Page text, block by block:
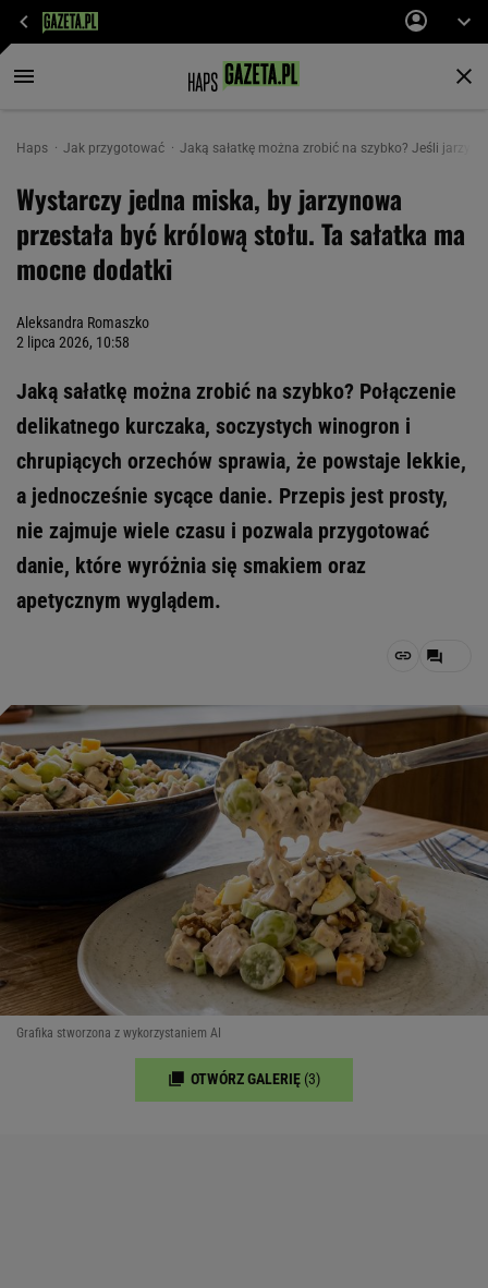
Haps Jak przygotować Jaką sałatkę można zrobić na szybko? Jeśli
Wystarczy jedna miska, by jarzynowa
przestała być królową stołu. Ta sałatka ma
mocne dodatki
Aleksandra Romaszko
2 lipca 2026, 10:58
Jaką sałatkę można zrobić na szybko? Połączenie
delikatnego kurczaka, soczystych winogron i
chrupiących orzechów sprawia, że powstaje lekkie,
a jednocześnie sycące danie. Przepis jest prosty,
nie zajmuje wiele czasu i pozwala przygotować
danie, które wyróżnia się smakiem oraz
apetycznym wyglądem.
Grafika stworzona z wykorzystaniem AI
OTWÓRZ GALERIĘ (3)